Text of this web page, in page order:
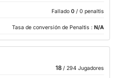
Fallado 0 / 0 penaltis
Tasa de conversión de Penaltis : N/A
18/ 294 Jugadores